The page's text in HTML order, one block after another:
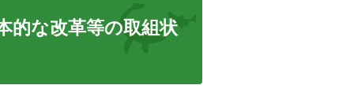
的な改革等の取組状